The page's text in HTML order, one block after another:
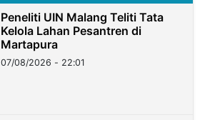
Peneliti UIN Malang Teliti Tata
Kelola Lahan Pesantren di
Martapura
07/08/2026 - 22:01